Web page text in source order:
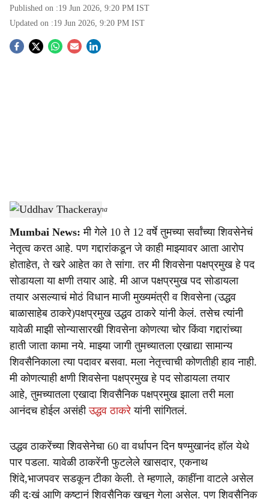
Published on :19 Jun 2026, 9:20 PM IST
Updated on :19 Jun 2026, 9:20 PM IST
S
a
r
e
Uddhav Thackeray -Sarkarnama
Mumbai News: मी गेले 10 ते 12 वर्षे तुमच्या सर्वांच्या शिवसेनेचं
नेतृत्व करत आहे. पण गद्दारांकडून जे काही माझ्यावर आता आरोप
होताहेत, ते खरे आहेत का ते सांगा. तर मी शिवसेना पक्षप्रमुख हे पद
सोडायला या क्षणी तयार आहे. मी आज पक्षप्रमुख पद सोडायला
तयार असल्याचं मोठं विधान माजी मुख्यमंत्री व शिवसेना (उद्धव
बाळासाहेब ठाकरे)पक्षप्रमुख उद्धव ठाकरे यांनी केलं. तसेच त्यांनी
यावेळी माझी सोन्यासारखी शिवसेना कोणत्या चोर किंवा गद्दारांच्या
हाती जाता कामा नये. माझ्या जागी तुमच्यातला एखाद्या सामान्य
शिवसैनिकाला त्या पदावर बसवा. मला नेतृत्त्वाची कोणतीही हाव नाही.
मी कोणत्याही क्षणी शिवसेना पक्षप्रमुख हे पद सोडायला तयार
आहे, तुमच्यातला एखादा शिवसैनिक पक्षप्रमुख झाला तरी मला
आनंदच होईल असंहीउद्धव ठाकरेयांनी सांगितलं.
उद्धव ठाकरेंच्या शिवसेनेचा 60 वा वर्धापन दिन षण्मुखानंद हॉल येथे
पार पडला. यावेळी ठाकरेंनी फुटलेले खासदार, एकनाथ
शिंदे,भाजपवर सडकून टीका केली. ते म्हणाले, काहींना वाटले असेल
की दुःखं आणि कष्टानं शिवसैनिक खचून गेला असेल. पण शिवसैनिक